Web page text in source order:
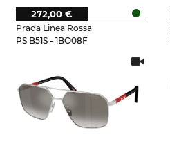
Prada Linea Rossa
PS B51S - 1BO08F
272,00 €